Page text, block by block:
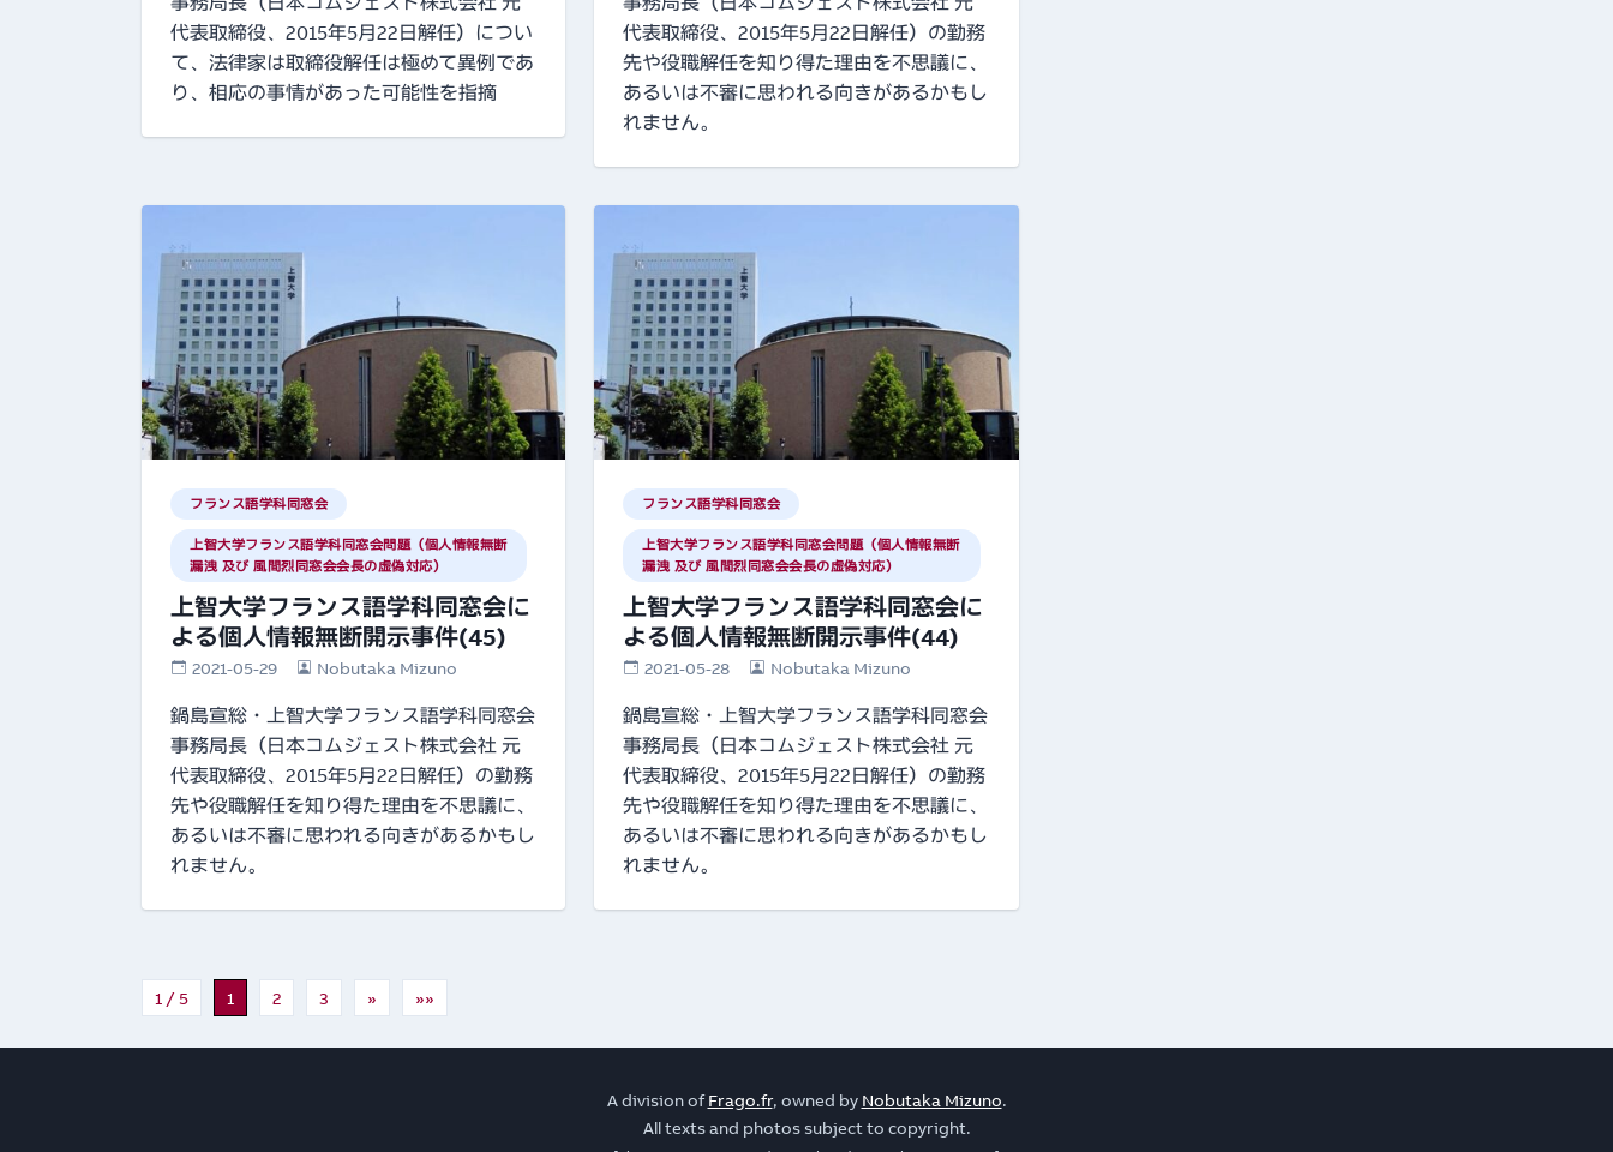
代表取締役、2015年5月22日解任）につい
て、法律家は取締役解任は極めて異例であ
り、相応の事情があった可能性を指摘
代表取締役、2015年5月22日解任）の勤務
先や役職解任を知り得た理由を不思議に、
あるいは不審に思われる向きがあるかもし
れません。
フランス語学科同窓会
上智大学フランス語学科同窓会問題（個人情報無断
漏洩 及び 風間烈同窓会会長の虚偽対応）
上智大学フランス語学科同窓会に
よる個人情報無断開示事件(45)
2021-05-29 Nobutaka Mizuno
鍋島宣総・上智大学フランス語学科同窓会
事務局長（日本コムジェスト株式会社 元
代表取締役、2015年5月22日解任）の勤務
先や役職解任を知り得た理由を不思議に、
あるいは不審に思われる向きがあるかもし
れません。
フランス語学科同窓会
上智大学フランス語学科同窓会問題（個人情報無断
漏洩 及び 風間烈同窓会会長の虚偽対応）
上智大学フランス語学科同窓会に
よる個人情報無断開示事件(44)
2021-05-28 Nobutaka Mizuno
鍋島宣総・上智大学フランス語学科同窓会
事務局長（日本コムジェスト株式会社 元
代表取締役、2015年5月22日解任）の勤務
先や役職解任を知り得た理由を不思議に、
あるいは不審に思われる向きがあるかもし
れません。
1 / 5 1 2 3 » »»
A division ofFrago.fr, owned by Nobutaka Mizuno.
All texts and photos subject to copyright.